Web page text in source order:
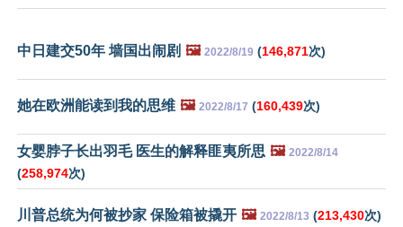
中日建交50年 墙国出闹剧 🖼️ 2022/8/19 (146,871次)
她在欧洲能读到我的思维 🖼️ 2022/8/17 (160,439次)
女婴脖子长出羽毛 医生的解释匪夷所思 🖼️ 2022/8/14
(258,974次)
川普总统为何被抄家 保险箱被撬开 🖼️ 2022/8/13 (213,430次)